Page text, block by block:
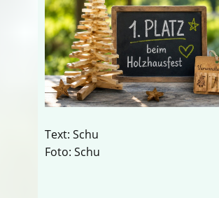
Text: Schu
Foto: Schu